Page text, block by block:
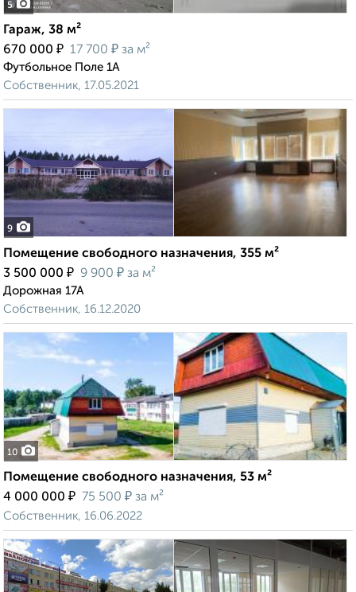
5
Гараж, 38 м²
670 000 ₽ 17 700 ₽ за м²
Футбольное Поле 1А
Собственник, 17.05.2021
9
Помещение свободного назначения, 355 м²
3 500 000 ₽ 9 900 ₽ за м²
Дорожная 17А
Собственник, 16.12.2020
10
Помещение свободного назначения, 53 м²
4 000 000 ₽ 75 500 ₽ за м²
Собственник, 16.06.2022